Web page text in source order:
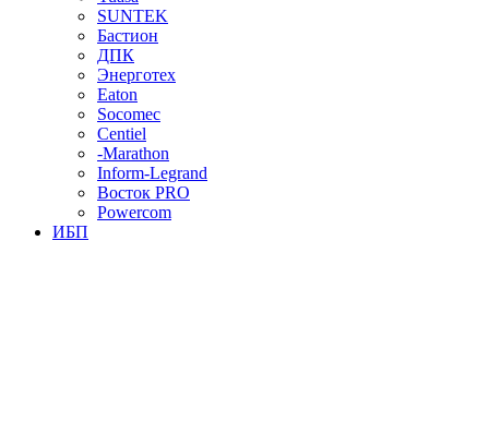
SUNTEK
Бастион
ДПК
Энерготех
Eaton
Socomec
Centiel
-Marathon
Inform-Legrand
Восток PRO
Powercom
ИБП